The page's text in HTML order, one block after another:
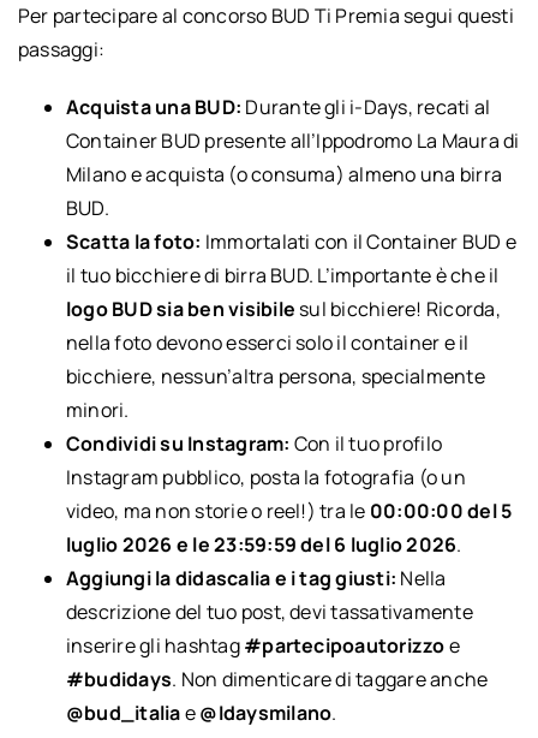
Per partecipare al concorso BUD Ti Premia segui questi
passaggi:
Acquista una BUD: Durante gli i-Days, recati al
Container BUD presente all’Ippodromo La Maura di
Milano e acquista (o consuma) almeno una birra
BUD.
Scatta la foto: Immortalati con il Container BUD e
il tuo bicchiere di birra BUD. L’importante è che il
logo BUD sia ben visibile sul bicchiere! Ricorda,
nella foto devono esserci solo il container e il
bicchiere, nessun’altra persona, specialmente
minori.
Condividi su Instagram: Con il tuo profilo
Instagram pubblico, posta la fotografia (o un
video, ma non storie o reel!) tra le 00:00:00 del 5
luglio 2026 e le 23:59:59 del 6 luglio 2026.
Aggiungi la didascalia e i tag giusti: Nella
descrizione del tuo post, devi tassativamente
inserire gli hashtag#partecipoautorizzoe
#budidays. Non dimenticare di taggare anche
@bud_italiae@Idaysmilano.